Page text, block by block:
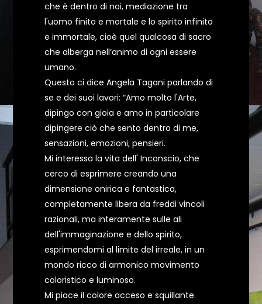
che è dentro di noi, mediazione tra
l'uomo finito e mortale e lo spirito infinito
e immortale, cioè quel qualcosa di sacro
che alberga nell’animo di ogni essere
umano.
Questo ci dice Angela Tagani parlando di
se e dei suoi lavori: “Amo molto l'Arte,
dipingo con gioia e amo in particolare
dipingere ciò che sento dentro di me,
sensazioni, emozioni, pensieri.
Mi interessa la vita dell' Inconscio, che
cerco di esprimere creando una
dimensione onirica e fantastica,
completamente libera da freddi vincoli
razionali, ma interamente sulle ali
dell'immaginazione e dello spirito,
esprimendomi al limite del irreale, in un
mondo ricco di armonico movimento
coloristico e luminoso.
Mi piace il colore acceso e squillante.